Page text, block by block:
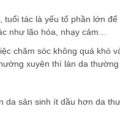
tuổi tác là yếu tố phần lớn
như lão hóa, nhạy cảm…
chăm sóc không quá
xuyên thì làn da thường
da sản sinh ít dầu hơn da